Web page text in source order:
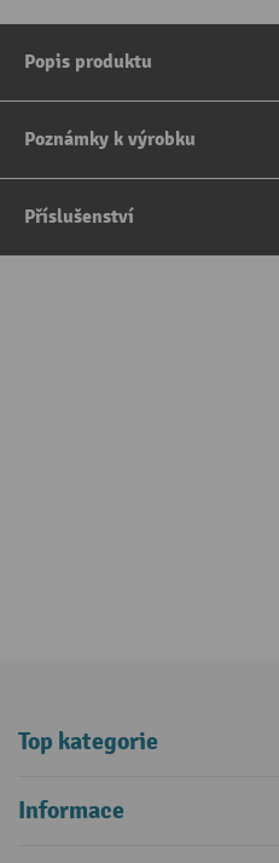
Popis produktu
Poznámky k výrobku
Příslušenství
Top kategorie
Informace